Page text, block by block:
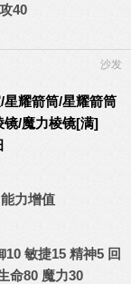
40
沙发
星耀箭筒/星耀箭筒
镜/魔力棱镜[满]
能力增值
10 敏捷15 精神5 回
命80 魔力30